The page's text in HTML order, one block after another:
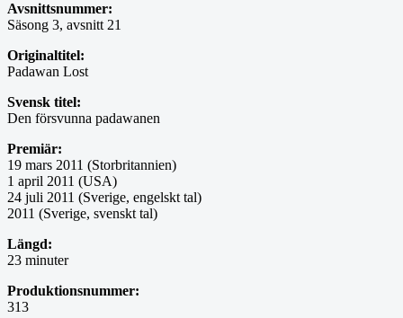
Avsnittsnummer:
Säsong 3, avsnitt 21
Originaltitel:
Padawan Lost
Svensk titel:
Den försvunna padawanen
Premiär:
19 mars 2011 (Storbritannien)
1 april 2011 (USA)
24 juli 2011 (Sverige, engelskt tal)
2011 (Sverige, svenskt tal)
Längd:
23 minuter
Produktionsnummer:
313